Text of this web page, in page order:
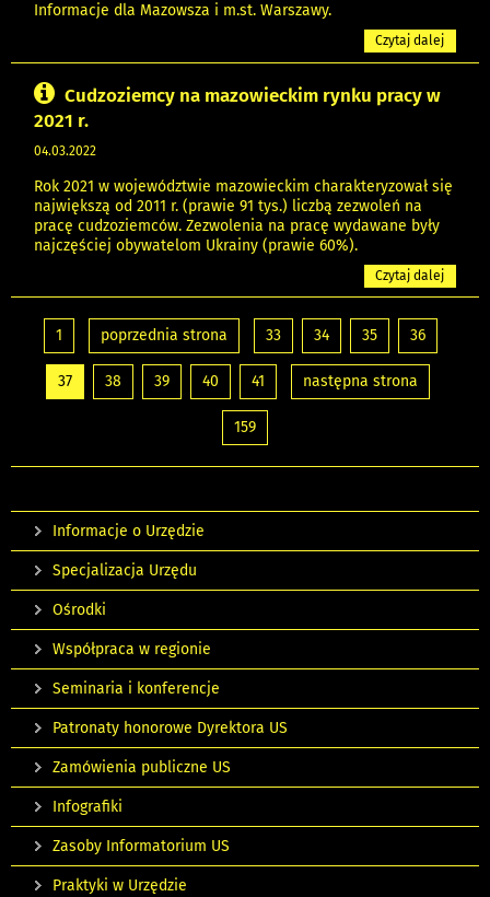
Informacje dla Mazowsza i m.st. Warszawy.
Czytaj dalej
Cudzoziemcy na mazowieckim rynku pracy w
2021 r.
04.03.2022
Rok 2021 w województwie mazowieckim charakteryzował się
największą od 2011 r. (prawie 91 tys.) liczbą zezwoleń na
pracę cudzoziemców. Zezwolenia na pracę wydawane były
najczęściej obywatelom Ukrainy (prawie 60%).
Czytaj dalej
1 poprzednia strona 33 34 35 36
37 38 39 40 41 następna strona
159
Informacje o Urzędzie
Specjalizacja Urzędu
Ośrodki
Współpraca w regionie
Seminaria i konferencje
Patronaty honorowe Dyrektora US
Zamówienia publiczne US
Infografiki
Zasoby Informatorium US
Praktyki w Urzędzie